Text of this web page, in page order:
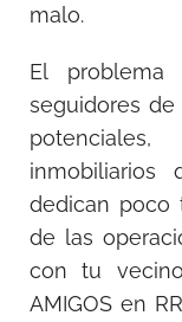
malo.
El
seguidores
inmobiliarios
dedican poco
de las
con tu
AMIGOS en